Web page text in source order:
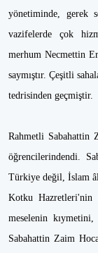
yönetiminde, gerek
vazifelerde çok
merhum Necmettin
saymıştır. Çeşitli
tedrisinden geçmiştir.
Rahmetli Sabahattin
öğrencilerindendi.
Türkiye değil, İslam
Kotku Hazretleri'nin
meselenin
Sabahattin Zaim